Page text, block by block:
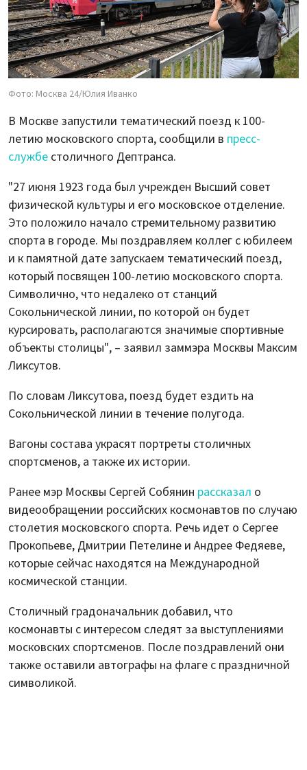
Фото: Москва 24/Юлия Иванко
В Москве запустили тематический поезд к 100-
летию московского спорта, сообщили в пресс-
службе столичного Дептранса.
"27 июня 1923 года был учрежден Высший совет
физической культуры и его московское отделение.
Это положило начало стремительному развитию
спорта в городе. Мы поздравляем коллег с юбилеем
и к памятной дате запускаем тематический поезд,
который посвящен 100-летию московского спорта.
Символично, что недалеко от станций
Сокольнической линии, по которой он будет
курсировать, располагаются значимые спортивные
объекты столицы", – заявил заммэра Москвы Максим
Ликсутов.
По словам Ликсутова, поезд будет ездить на
Сокольнической линии в течение полугода.
Вагоны состава украсят портреты столичных
спортсменов, а также их истории.
Ранее мэр Москвы Сергей Собянин рассказал о
видеообращении российских космонавтов по случаю
столетия московского спорта. Речь идет о Сергее
Прокопьеве, Дмитрии Петелине и Андрее Федяеве,
которые сейчас находятся на Международной
космической станции.
Столичный градоначальник добавил, что
космонавты с интересом следят за выступлениями
московских спортсменов. После поздравлений они
также оставили автографы на флаге с праздничной
символикой.